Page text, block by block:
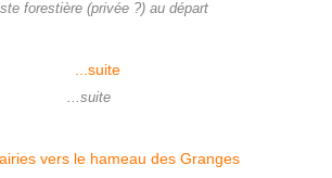
forestière (privée ?) au départ
...suite